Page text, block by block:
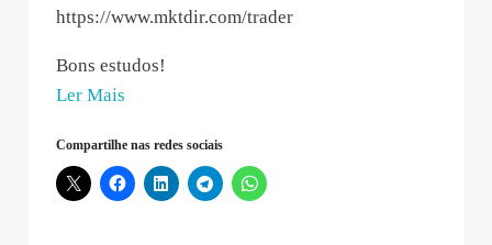
https://www.mktdir.com/trader
Bons estudos!
Ler Mais
–
2019-
Compartilhe nas redes sociais